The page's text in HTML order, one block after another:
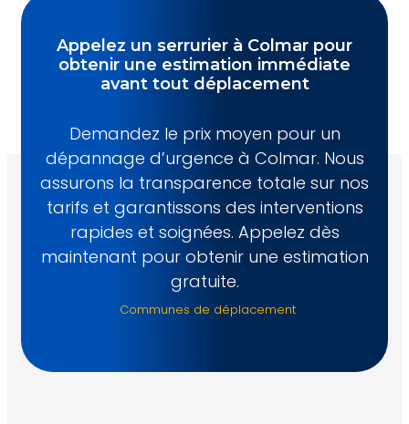
Appelez un serrurier à Colmar pour
obtenir une estimation immédiate
avant tout déplacement
Demandez le prix moyen pour un
dépannage d’urgence à Colmar. Nous
assurons la transparence totale sur nos
tarifs et garantissons des interventions
rapides et soignées. Appelez dès
maintenant pour obtenir une estimation
gratuite.
Communes de déplacement